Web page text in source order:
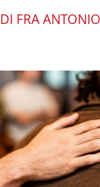
DI FRA